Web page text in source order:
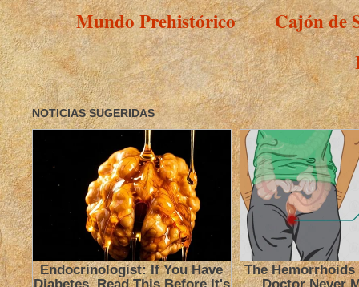
Mundo Prehistórico
Cajón de